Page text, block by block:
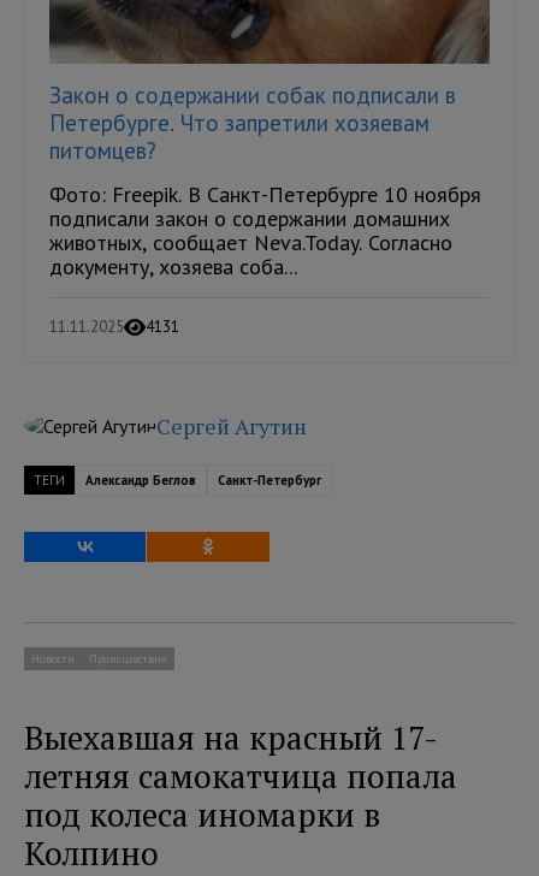
Закон о содержании собак подписали в
Петербурге. Что запретили хозяевам
питомцев?
Фото: Freepik. В Санкт-Петербурге 10 ноября
подписали закон о содержании домашних
животных, сообщает Neva.Today. Согласно
документу, хозяева соба...
11.11.2025 4131
Сергей Агутин
ТЕГИ Александр Беглов Санкт-Петербург
Новости Происшествия
Выехавшая на красный 17-
летняя самокатчица попала
под колеса иномарки в
Колпино